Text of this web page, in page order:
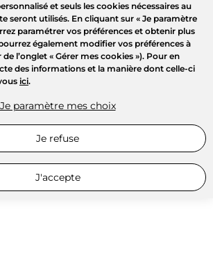
et seuls les cookies nécessaires au
seront utilisés. En cliquant sur « Je paramètre
paramétrer vos préférences et obtenir plus
également modifier vos préférences à
l’onglet « Gérer mes cookies »). Pour en
des informations et la manière dont celle-ci
ici.
Je paramètre mes choix
Je refuse
J'accepte